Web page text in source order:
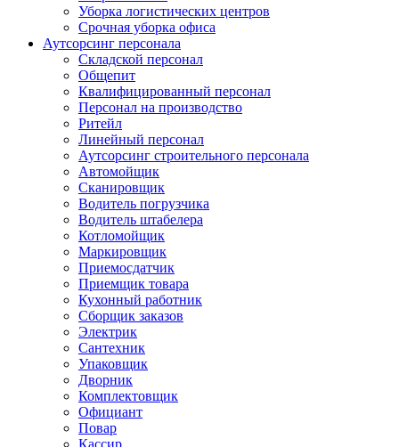
Уборка логистических центров
Срочная уборка офиса
Аутсорсинг персонала
Складской персонал
Общепит
Квалифицированный персонал
Персонал на производство
Ритейл
Линейный персонал
Аутсорсинг строительного персонала
Автомойщик
Сканировщик
Водитель погрузчика
Водитель штабелера
Котломойщик
Маркировщик
Приемосдатчик
Приемщик товара
Кухонный работник
Сборщик заказов
Электрик
Сантехник
Упаковщик
Дворник
Комплектовщик
Официант
Повар